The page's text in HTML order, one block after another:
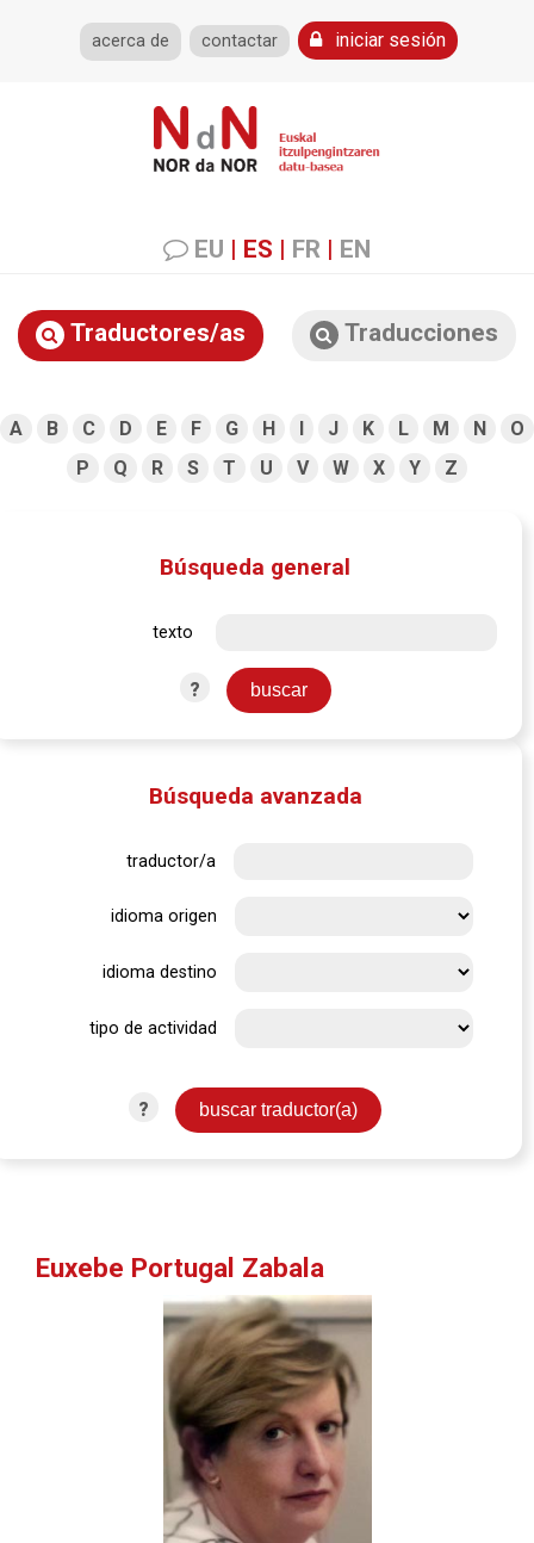
acerca de contactar iniciar sesión
EU | ES | FR | EN
Traductores/as Traducciones
A B C D E F G H I J K L M N
O
P
Q R S T U V W X Y Z
Búsqueda general
texto
?
Búsqueda avanzada
traductor/a
idioma origen
idioma destino
tipo de actividad
?
Euxebe Portugal Zabala